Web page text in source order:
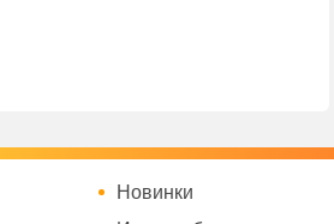
Новинки